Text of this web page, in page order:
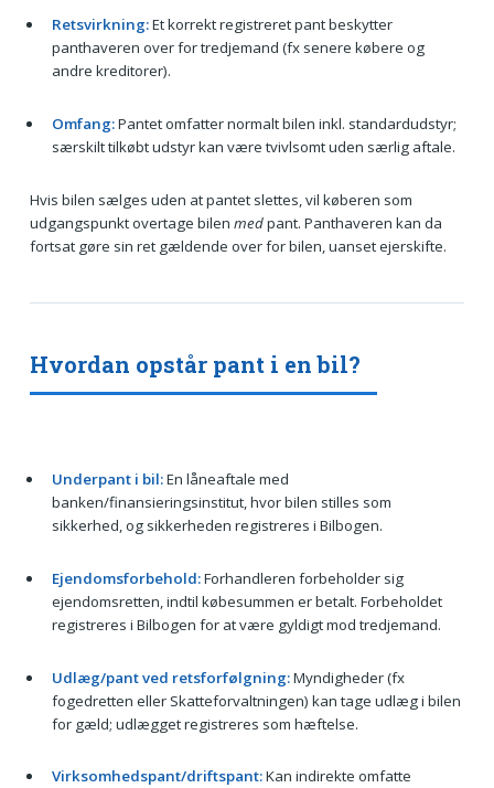
Retsvirkning:Et korrekt registreret pant beskytter
panthaveren over for tredjemand (fx senere købere og
andre kreditorer).
Omfang:Pantet omfatter normalt bilen inkl. standardudstyr;
særskilt tilkøbt udstyr kan være tvivlsomt uden særlig aftale.
Hvis bilen sælges uden at pantet slettes, vil køberen som
udgangspunkt overtage bilen medpant. Panthaveren kan da
fortsat gøre sin ret gældende over for bilen, uanset ejerskifte.
Hvordan opstår pant i en bil?
Underpant i bil:En låneaftale med
banken/finansieringsinstitut, hvor bilen stilles som
sikkerhed, og sikkerheden registreres i Bilbogen.
Ejendomsforbehold:Forhandleren forbeholder sig
ejendomsretten, indtil købesummen er betalt. Forbeholdet
registreres i Bilbogen for at være gyldigt mod tredjemand.
Udlæg/pant ved retsforfølgning:Myndigheder (fx
fogedretten eller Skatteforvaltningen) kan tage udlæg i bilen
for gæld; udlægget registreres som hæftelse.
Virksomhedspant/driftspant:Kan indirekte omfatte